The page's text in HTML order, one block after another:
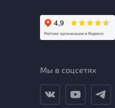
Мы в соцсетях